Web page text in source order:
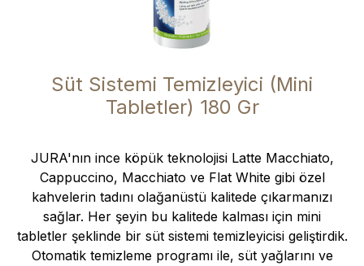
Süt Sistemi Temizleyici (Mini
Tabletler) 180 Gr
JURA'nın ince köpük teknolojisi Latte Macchiato,
Cappuccino, Macchiato ve Flat White gibi özel
kahvelerin tadını olağanüstü kalitede çıkarmanızı
sağlar. Her şeyin bu kalitede kalması için mini
tabletler şeklinde bir süt sistemi temizleyicisi geliştirdik.
Otomatik temizleme programı ile, süt yağlarını ve